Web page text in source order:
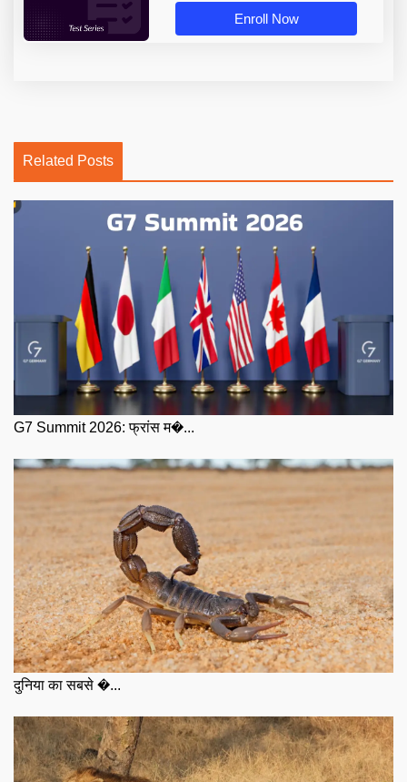
Enroll Now
Related Posts
G7 Summit 2026: फ्रांस म�...
दुनिया का सबसे �...